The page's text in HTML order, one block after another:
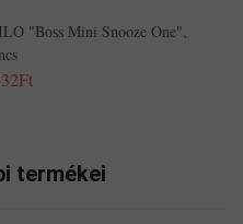
"Boss Mini Snooze One",
termékei